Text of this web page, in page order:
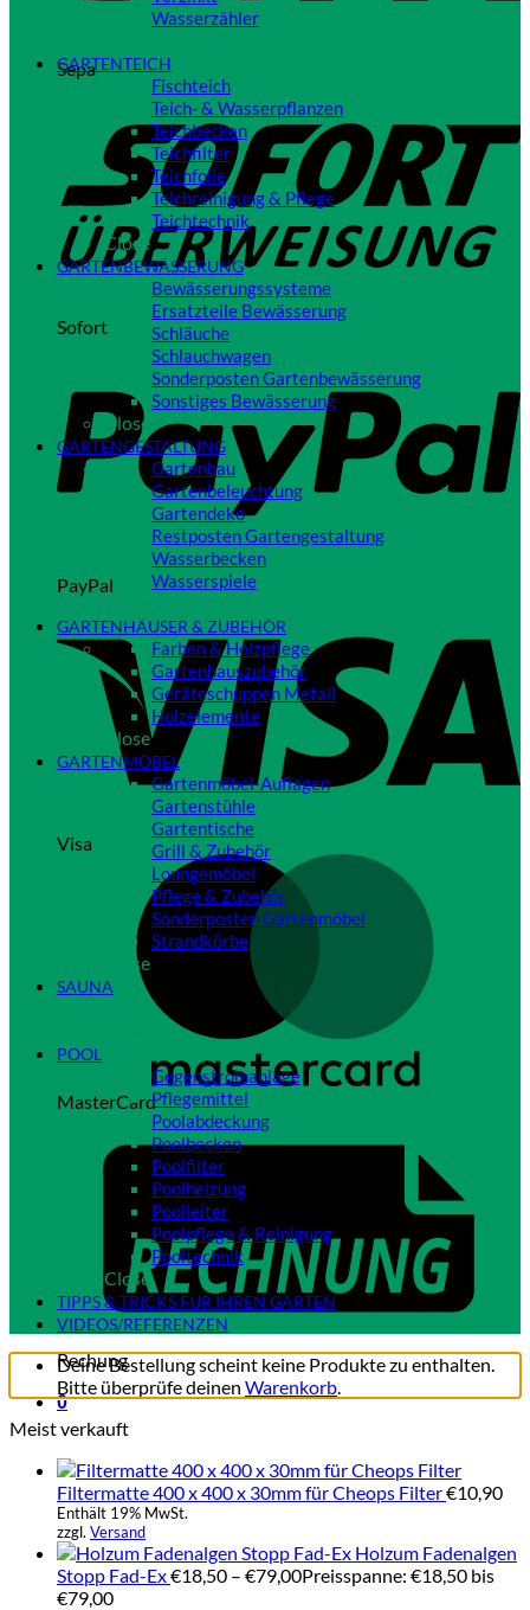
Sepa
Sofort
PayPal
Visa
MasterCard
Rechung
0
Wasserzähler
GARTENTEICH
Fischteich
Teich- & Wasserpflanzen
Teichbecken
Teichfilter
Teichfolie
Teichreinigung & Pflege
Teichtechnik
Close
GARTENBEWÄSSERUNG
Bewässerungssysteme
Ersatzteile Bewässerung
Schläuche
Schlauchwagen
Sonderposten Gartenbewässerung
Sonstiges Bewässerung
Close
GARTENGESTALTUNG
Gartenbau
Gartenbeleuchtung
Gartendeko
Restposten Gartengestaltung
Wasserbecken
Wasserspiele
GARTENHÄUSER & ZUBEHÖR
Farben & Holzpflege
Gartenhauszubehör
Geräteschuppen Metall
Holzelemente
Close
GARTENMÖBEL
Gartenmöbel-Auflagen
Gartenstühle
Gartentische
Grill & Zubehör
Loungemöbel
Pflege & Zubehör
Sonderposten Gartenmöbel
Strandkörbe
Close
SAUNA
POOL
Gegenstromanlage
Pflegemittel
Poolabdeckung
Poolbecken
Poolfilter
Poolheizung
Poolleiter
Poolpflege & Reinigung
Pooltechnik
Close
TIPPS & TRICKS FÜR IHREN GARTEN
VIDEOS/REFERENZEN
Deine Bestellung scheint keine Produkte zu enthalten.
Bitte überprüfe deinen Warenkorb.
Meist verkauft
Filtermatte 400 x 400 x 30mm für Cheops Filter€10,90
Enthält 19% MwSt.
zzgl. Versand
Holzum Fadenalgen
Stopp Fad-Ex€18,50 – €79,00Preisspanne: €18,50 bis
€79,00